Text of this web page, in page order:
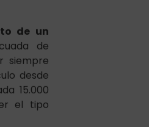
siempre
desde
15.000
el tipo